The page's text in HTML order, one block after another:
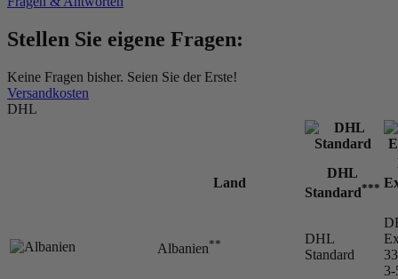
Stellen Sie eigene Fragen:
Keine Fragen bisher. Seien Sie der Erste!
Versandkosten
DHL
Land
DHL
Standard***
Albanien**
DHL
Standard
3-